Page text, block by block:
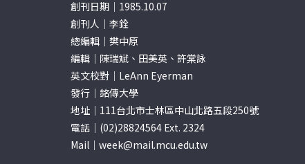
創刊日期｜1985.10.07
創刊人｜李銓
總編輯｜樊中原
編輯｜陳瑞斌、田美英、許棠詠
英文校對｜LeAnn Eyerman
發行｜銘傳大學
地址｜111台北市士林區中山北路五段250號
電話｜(02)28824564 Ext. 2324
Mail｜ week@mail.mcu.edu.tw